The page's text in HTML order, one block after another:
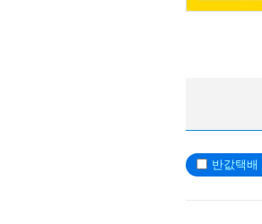
반값택배